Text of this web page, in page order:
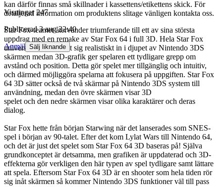
kan därför finnas små skillnader i kassettens/etikettens skick. För
detaljerad information om produktens slitage vänligen kontakta oss.
Star Fox-teamet återvänder triumferande till ett av sina största
uppdrag med en remake av Star Fox 64 i full 3D. Hela Star Fox
universumet breder ut sig realistiskt in i djupet av Nintendo 3DS
skärmen medan 3D-grafik ger spelaren ett tydligare grepp om
avstånd och position. Detta gör spelet mer tillgänglig och intuitiv,
och därmed möjliggöra spelarna att fokusera på uppgiften. Star Fox
64 3D sätter också de två skärmar på Nintendo 3DS system till
användning, medan den övre skärmen visar 3D
spelet och den nedre skärmen visar olika karaktärer och deras
dialog.
Star Fox hette från början Starwing när det lanserades som SNES-
spel i början av 90-talet. Efter det kom Lylat Wars till Nintendo 64,
och det är just det spelet som Star Fox 64 3D baseras på! Själva
grundkonceptet är detsamma, men grafiken är uppdaterad och 3D-
effekterna gör verkligen den här typen av spel tydligare samt lättare
att spela. Eftersom Star Fox 64 3D är en shooter som hela tiden rör
sig inåt skärmen så kommer Nintendo 3DS funktioner väl till pass
Visningar 247
Publicerad 3 aug 22:40
Anmäl Sälj liknande